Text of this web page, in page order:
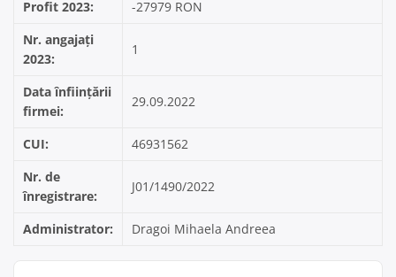
Profit 2023:
-27979 RON
Nr. angajați
2023:
1
Data înființării
firmei:
29.09.2022
CUI:
46931562
Nr. de
înregistrare:
J01/1490/2022
Administrator: Dragoi Mihaela Andreea